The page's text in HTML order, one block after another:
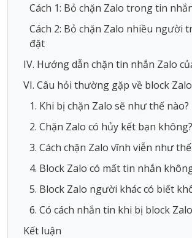
Cách 1: Bỏ chặn Zalo trong tin
Cách 2: Bỏ chặn Zalo nhiều người
đặt
IV. Hướng dẫn chặn tin nhắn Zalo
VI. Câu hỏi thường gặp về block Zalo
1. Khi bị chặn Zalo sẽ như thế nào?
2. Chặn Zalo có hủy kết bạn không?
3. Cách chặn Zalo vĩnh viễn như
4. Block Zalo có mất tin nhắn
5. Block Zalo người khác có biết
6. Có cách nhắn tin khi bị block
Kết luận